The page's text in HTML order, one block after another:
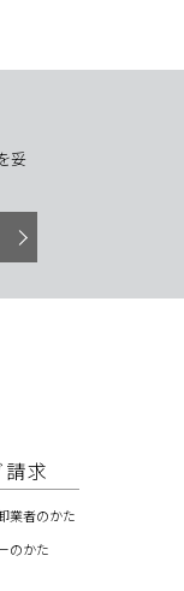
妥
求
業者のかた
のかた